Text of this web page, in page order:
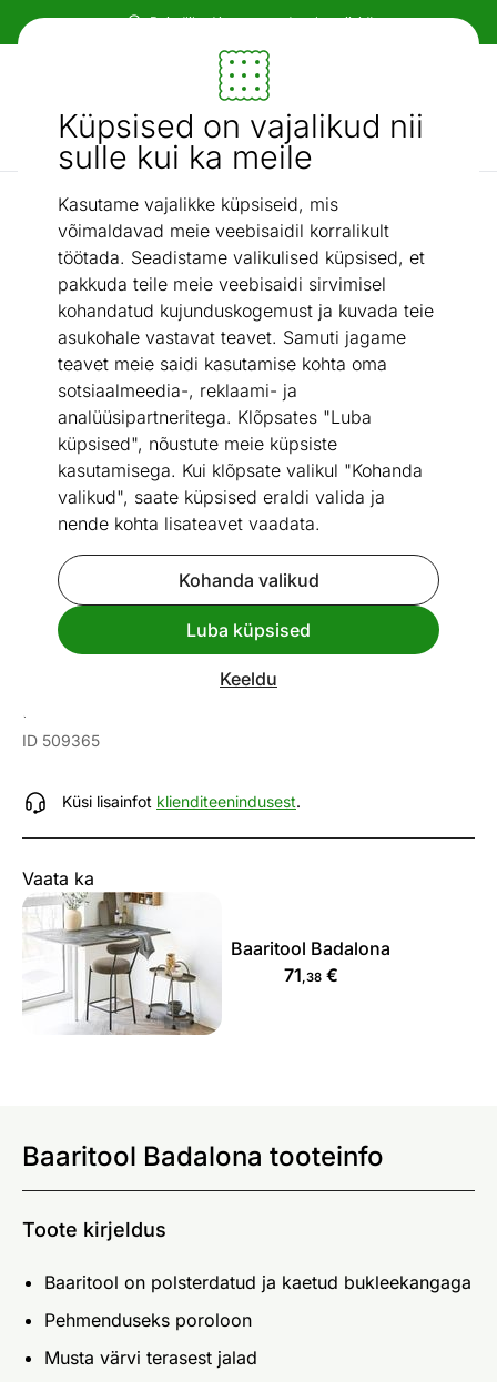
Küpsised on vajalikud nii
sulle kui ka meile
Kasutame vajalikke küpsiseid, mis
võimaldavad meie veebisaidil korralikult
töötada. Seadistame valikulised küpsised, et
pakkuda teile meie veebisaidi sirvimisel
kohandatud kujunduskogemust ja kuvada teie
asukohale vastavat teavet. Samuti jagame
teavet meie saidi kasutamise kohta oma
sotsiaalmeedia-, reklaami- ja
analüüsipartneritega. Klõpsates "Luba
küpsised", nõustute meie küpsiste
kasutamisega. Kui klõpsate valikul "Kohanda
valikud", saate küpsised eraldi valida ja
nende kohta lisateavet vaadata.
Kohanda valikud
Luba küpsised
Keeldu
Paindlikud ja mugavad makseviisid!
Mööbel ja sisustus - ON24
Otsi...
AI otsing
Köök ja söögituba / Baaritool Badalona
Go to slide 7
Vaata sarnaseid
Baaritool Badalona
ID 509365
Küsi lisainfot klienditeenindusest.
Vaata ka
Baaritool Badalona
71,38€
Baaritool Badalona tooteinfo
Toote kirjeldus
Baaritool on polsterdatud ja kaetud bukleekangaga
Pehmenduseks poroloon
Musta värvi terasest jalad